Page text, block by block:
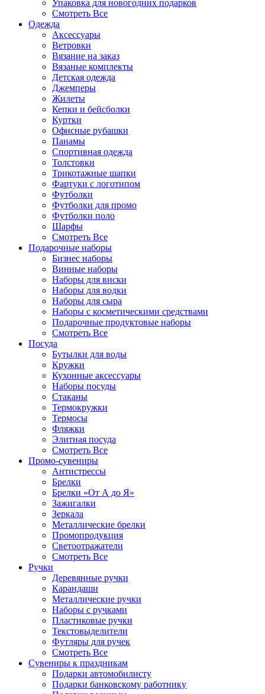
Упаковка для новогодних подарков
Смотреть Все
Одежда
Аксессуары
Ветровки
Вязание на заказ
Вязаные комплекты
Детская одежда
Джемперы
Жилеты
Кепки и бейсболки
Куртки
Офисные рубашки
Панамы
Спортивная одежда
Толстовки
Трикотажные шапки
Фартуки с логотипом
Футболки
Футболки для промо
Футболки поло
Шарфы
Смотреть Все
Подарочные наборы
Бизнес наборы
Винные наборы
Наборы для виски
Наборы для водки
Наборы для сыра
Наборы с косметическими средствами
Подарочные продуктовые наборы
Смотреть Все
Посуда
Бутылки для воды
Кружки
Кухонные аксессуары
Наборы посуды
Стаканы
Термокружки
Термосы
Фляжки
Элитная посуда
Смотреть Все
Промо-сувениры
Антистрессы
Брелки
Брелки «От А до Я»
Зажигалки
Зеркала
Металлические брелки
Промопродукция
Светоотражатели
Смотреть Все
Ручки
Деревянные ручки
Карандаши
Металлические ручки
Наборы с ручками
Пластиковые ручки
Текстовыделители
Футляры для ручек
Смотреть Все
Сувениры к праздникам
Подарки автомобилисту
Подарки банковскому работнику